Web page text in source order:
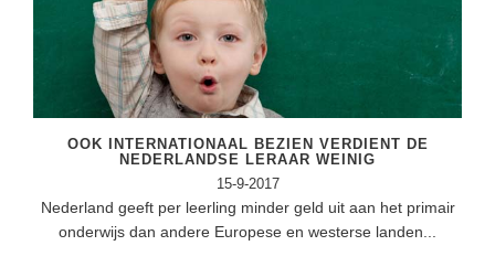
Almere(23)
Dordrecht (21)
Eindhoven(13)
Zoetermeer(13)
Apeldoorn (10)
Klassieke Talen
Letterkunde
Levensbeschouwing
Maatschappijleer
Natuurkunde
Meesterbaan onderwijsvacatures
LEERMETHODEN
Biologie
Frans
OOK INTERNATIONAAL BEZIEN VERDIENT DE
NEDERLANDSE LERAAR WEINIG
15-9-2017
Nederland geeft per leerling minder geld uit aan het primair
onderwijs dan andere Europese en westerse landen...